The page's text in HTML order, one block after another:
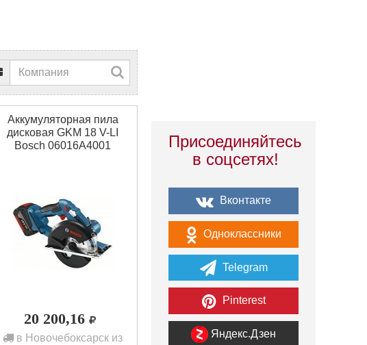
Аккумуляторная пила
дисковая GKM 18 V-LI
Bosch 06016A4001
20 200,16
в Новочебоксарск из
Присоединяйтесь
в соцсетях!
Вконтакте
Одноклассники
Telegram
Pinterest
Яндекс.Дзен